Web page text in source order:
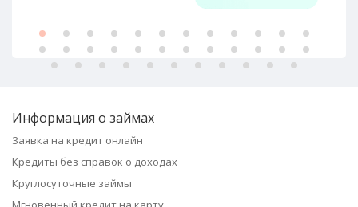
Информация о займах
Заявка на кредит онлайн
Кредиты без справок о доходах
Круглосуточные займы